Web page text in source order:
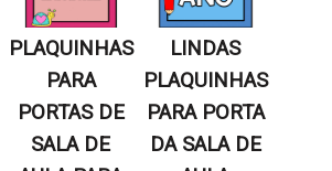
PLAQUINHAS
PARA
PORTAS DE
SALA DE
LINDAS
PLAQUINHAS
PARA PORTA
DA SALA DE